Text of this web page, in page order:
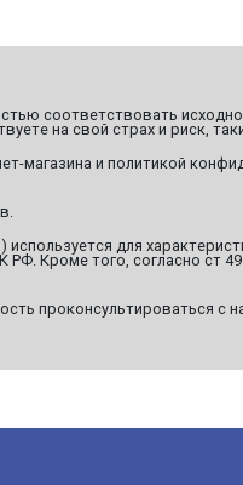
соответствовать
на свой страх и риск,
магазина и политикой
для
Кроме того, согласно ст
проконсультироваться